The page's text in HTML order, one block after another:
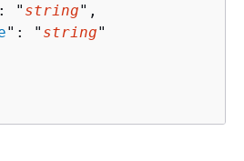
" string",
": " string"